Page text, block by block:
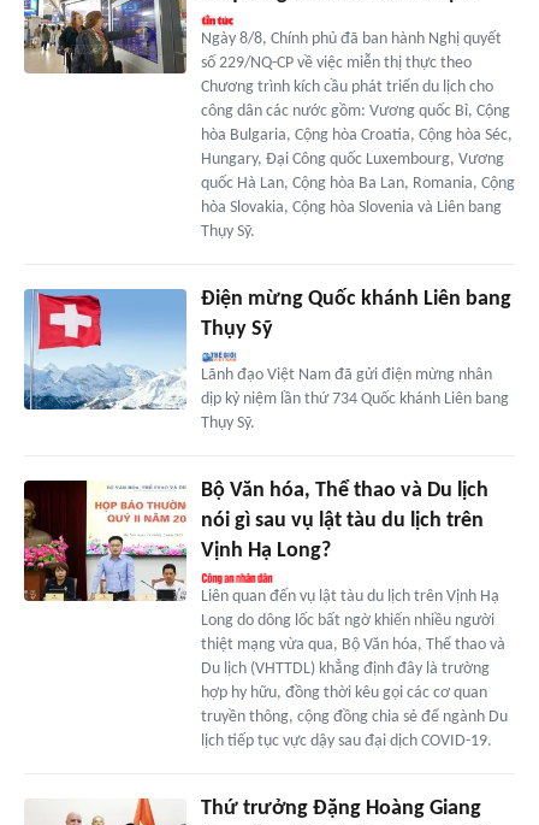
Ngày 8/8, Chính phủ đã ban hành Nghị quyết
số 229/NQ-CP về việc miễn thị thực theo
Chương trình kích cầu phát triển du lịch cho
công dân các nước gồm: Vương quốc Bỉ, Cộng
hòa Bulgaria, Cộng hòa Croatia, Cộng hòa Séc,
Hungary, Đại Công quốc Luxembourg, Vương
quốc Hà Lan, Cộng hòa Ba Lan, Romania, Cộng
hòa Slovakia, Cộng hòa Slovenia và Liên bang
Thụy Sỹ.
Điện mừng Quốc khánh Liên bang
Thụy Sỹ
Lãnh đạo Việt Nam đã gửi điện mừng nhân
dịp kỷ niệm lần thứ 734 Quốc khánh Liên bang
Thụy Sỹ.
Bộ Văn hóa, Thể thao và Du lịch
nói gì sau vụ lật tàu du lịch trên
Vịnh Hạ Long?
Liên quan đến vụ lật tàu du lịch trên Vịnh Hạ
Long do dông lốc bất ngờ khiến nhiều người
thiệt mạng vừa qua, Bộ Văn hóa, Thể thao và
Du lịch (VHTTDL) khẳng định đây là trường
hợp hy hữu, đồng thời kêu gọi các cơ quan
truyền thông, cộng đồng chia sẻ để ngành Du
lịch tiếp tục vực dậy sau đại dịch COVID-19.
Thứ trưởng Đặng Hoàng Giang